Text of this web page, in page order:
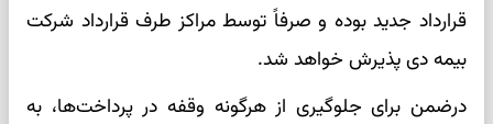
قرارداد جدید بوده و صرفاً توسط مراکز طرف قرارداد شرکت
بیمه دی پذیرش خواهد شد.
درضمن برای جلوگیری از هرگونه وقفه در پرداخت‌ها، به